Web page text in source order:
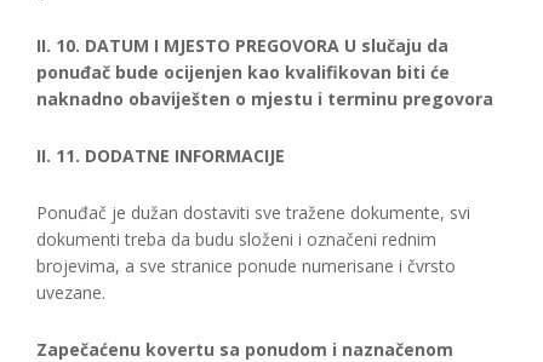
II. 10. DATUM I MJESTO PREGOVORA U slučaju da
ponuđač bude ocijenjen kao kvalifikovan biti će
naknadno obaviješten o mjestu i terminu pregovora
II. 11. DODATNE INFORMACIJE
Ponuđač je dužan dostaviti sve tražene dokumente, svi
dokumenti treba da budu složeni i označeni rednim
brojevima, a sve stranice ponude numerisane i čvrsto
uvezane.
Zapečaćenu kovertu sa ponudom i naznačenom